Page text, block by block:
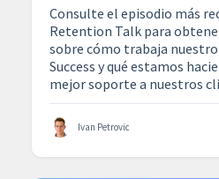
Consulte el episodio más
Retention Talk para
sobre cómo trabaja
Success y qué estamos
mejor soporte a nuestros
Ivan Petrovic